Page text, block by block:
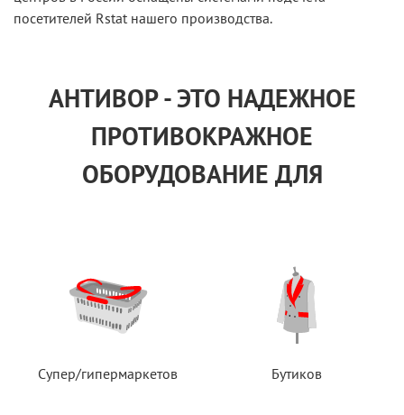
посетителей Rstat нашего производства.
АНТИВОР - ЭТО НАДЕЖНОЕ
ПРОТИВОКРАЖНОЕ
ОБОРУДОВАНИЕ ДЛЯ
Супер/гипермаркетов Бутиков